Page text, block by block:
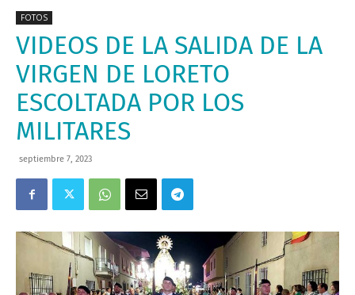
FOTOS
VIDEOS DE LA SALIDA DE LA
VIRGEN DE LORETO
ESCOLTADA POR LOS
MILITARES
septiembre 7, 2023